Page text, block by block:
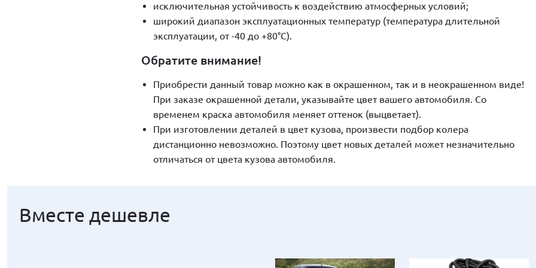
исключительная устойчивость к воздействию атмосферных условий;
широкий диапазон эксплуатационных температур (температура длительной
эксплуатации, от -40 до +80°С).
Обратите внимание!
Приобрести данный товар можно как в окрашенном, так и в неокрашенном виде!
При заказе окрашенной детали, указывайте цвет вашего автомобиля. Со
временем краска автомобиля меняет оттенок (выцветает).
При изготовлении деталей в цвет кузова, произвести подбор колера
дистанционно невозможно. Поэтому цвет новых деталей может незначительно
отличаться от цвета кузова автомобиля.
Вместе дешевле
Вместе дешевле
Вместе дешевле
Вместе дешевле
Вместе дешевле
Вместе дешевле
Вместе дешевле
Вместе дешевле
Вместе дешевле